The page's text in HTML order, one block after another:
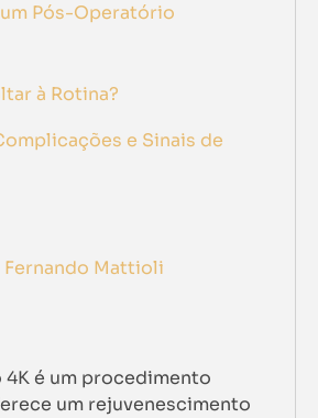
Pós-Operatório
à Rotina?
e Sinais de
Fernando Mattioli
4K é um procedimento
um rejuvenescimento